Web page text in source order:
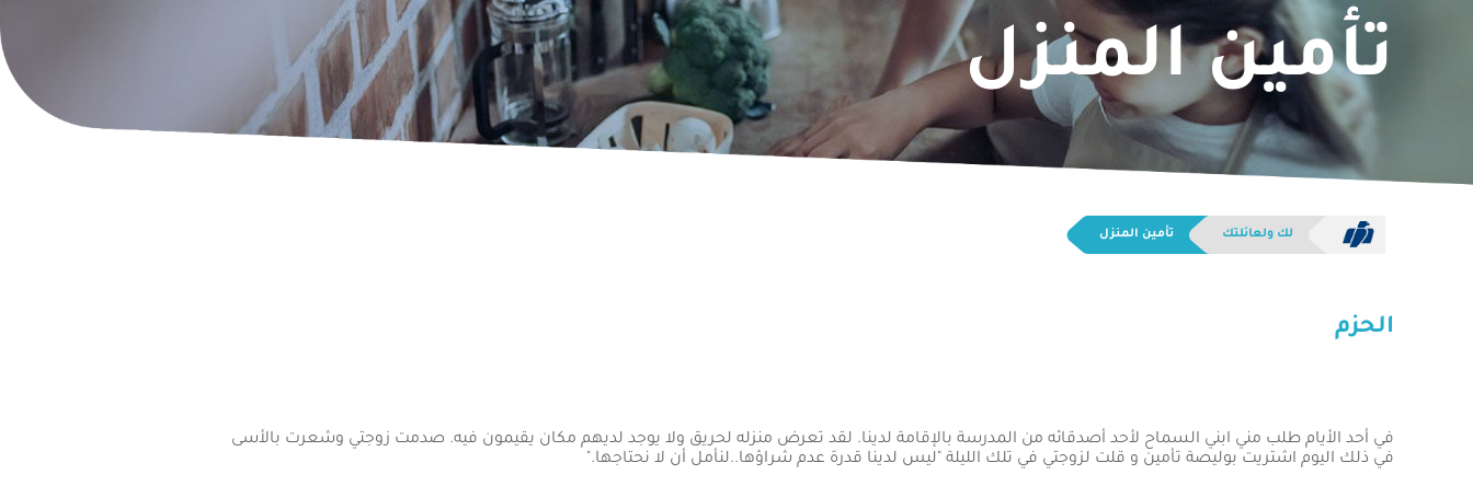
تأمين المنزل
لك ولعائلتك تأمين المنزل
الحزم
في أحد الأيام طلب مني ابني السماح لأحد أصدقائه من المدرسة بالإقامة لدينا. لقد تعرض منزله لحريق ولا يوجد لديهم مكان يقيمون فيه. صدمت زوجتي وشعرت بالأسى
في ذلك اليوم اشتريت بوليصة تأمين و قلت لزوجتي في تلك الليلة "ليس لدينا قدرة عدم شراؤها..لنأمل أن لا نحتاجها."